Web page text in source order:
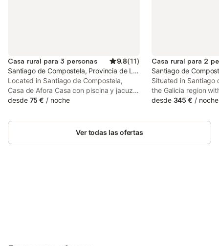
Casa rural para 3 personas 9.8(11)
Santiago de Compostela, Provincia de La Coruña
Located in Santiago de Compostela,
Casa de Afora Casa con piscina y jacuzzi
privados offers accommodation with a
views. Guests staying at this country
house have access to a balcony.
desde 75 € / noche
Casa rural para 2
Santiago de
Situated in Santiago
the Galicia region
Compostela
accommodation
desde 345 € / noche
Ver todas las ofertas